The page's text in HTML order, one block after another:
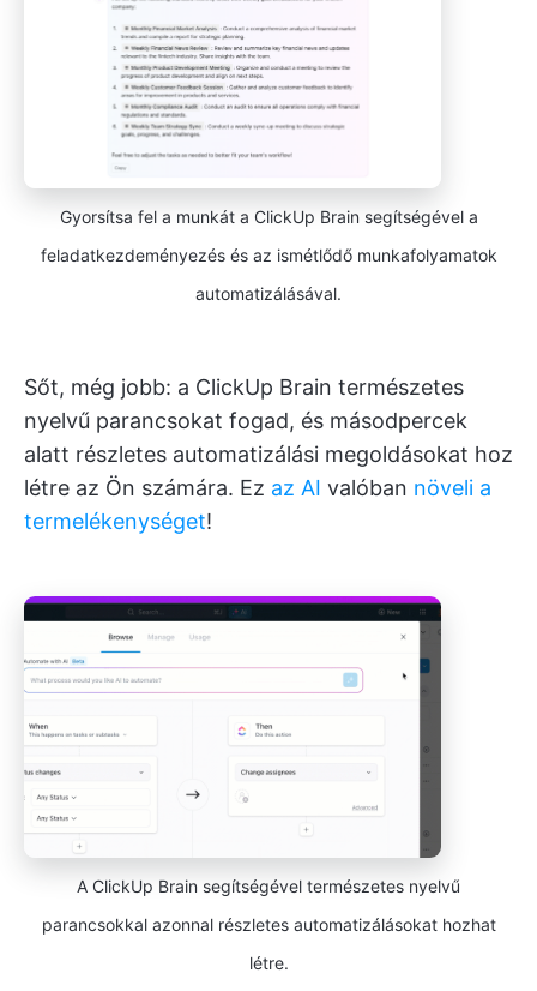
Gyorsítsa fel a munkát a ClickUp Brain segítségével a
feladatkezdeményezés és az ismétlődő munkafolyamatok
automatizálásával.
Sőt, még jobb: a ClickUp Brain természetes
nyelvű parancsokat fogad, és másodpercek
alatt részletes automatizálási megoldásokat hoz
létre az Ön számára. Ez az AI valóban növeli a
termelékenységet!
A ClickUp Brain segítségével természetes nyelvű
parancsokkal azonnal részletes automatizálásokat hozhat
létre.